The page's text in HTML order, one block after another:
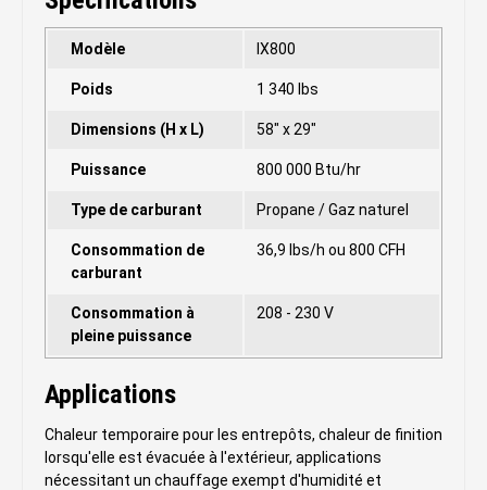
Modèle IX800
Poids 1 340 lbs
Dimensions (H x L) 58" x 29"
Puissance 800 000 Btu/hr
Type de carburant Propane / Gaz naturel
Consommation de
carburant
36,9 lbs/h ou 800 CFH
Consommation à
pleine puissance
208 - 230 V
Applications
Chaleur temporaire pour les entrepôts, chaleur de finition
lorsqu'elle est évacuée à l'extérieur, applications
nécessitant un chauffage exempt d'humidité et